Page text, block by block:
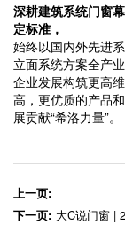
深耕建筑系统门窗
定标准，
始终以国内外先进
立面系统方案全产
企业发展构筑更高
高，更优质的产品
展贡献“希洛力量”。
上一页:
下一页: 大C说门窗 | 2021没